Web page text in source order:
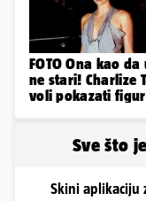
FOTO Ona kao da
ne stari! Charlize
voli pokazati
Sve što
Skini aplikaciju